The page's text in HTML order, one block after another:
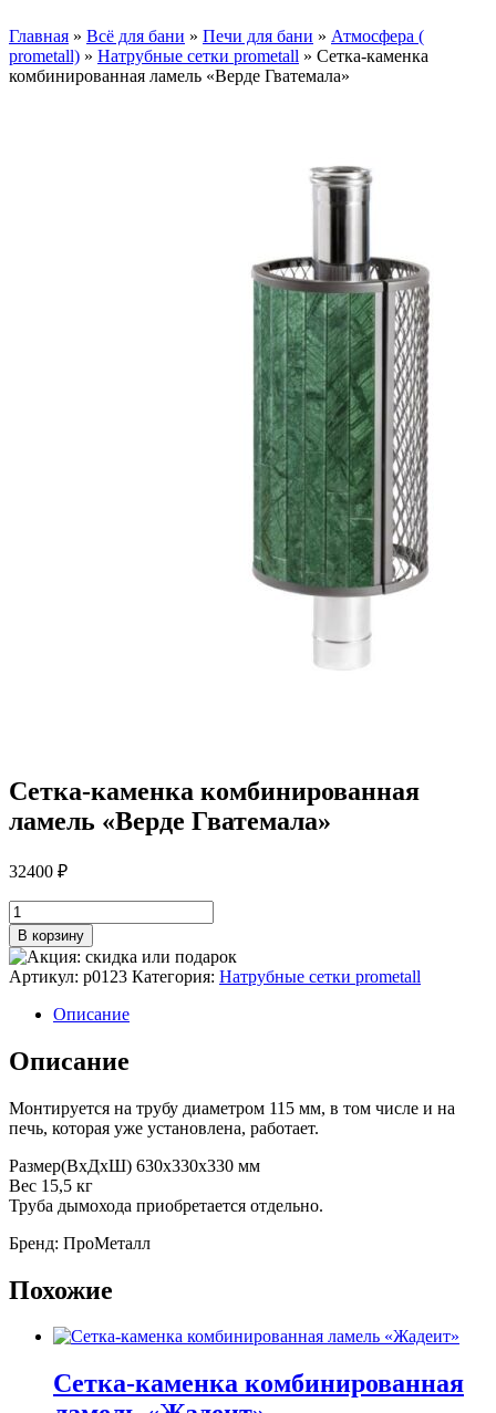
Главная » Всё для бани » Печи для бани » Атмосфера (
prometall) » Натрубные сетки prometall » Сетка-каменка
комбинированная ламель «Верде Гватемала»
Сетка-каменка комбинированная
ламель «Верде Гватемала»
32400 ₽
Количество
товара
Сетка-
каменка
комбинированная
ламель
«Верде
Гватемала»
В корзину
Артикул: p0123 Категория: Натрубные сетки prometall
Описание
Описание
Монтируется на трубу диаметром 115 мм, в том числе и на
печь, которая уже установлена, работает.
Размер(ВхДхШ) 630х330х330 мм
Вес 15,5 кг
Труба дымохода приобретается отдельно.
Бренд: ПроМеталл
Похожие
Сетка-каменка комбинированная